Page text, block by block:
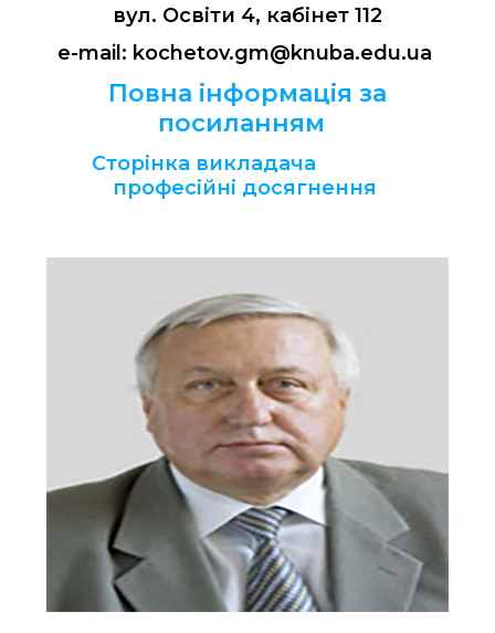
вул. Освіти 4, кабінет 112
e-mail: kochetov.gm@knuba.edu.ua
Повна інформація за
посиланням
Сторінка викладача
професійні досягнення